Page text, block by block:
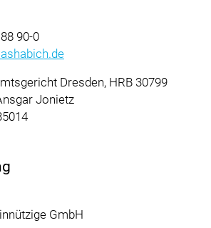
88 90-0
Dresden, HRB 30799
Jonietz
GmbH